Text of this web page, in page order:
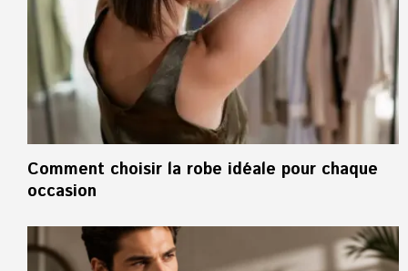
Comment choisir la robe idéale pour chaque
occasion